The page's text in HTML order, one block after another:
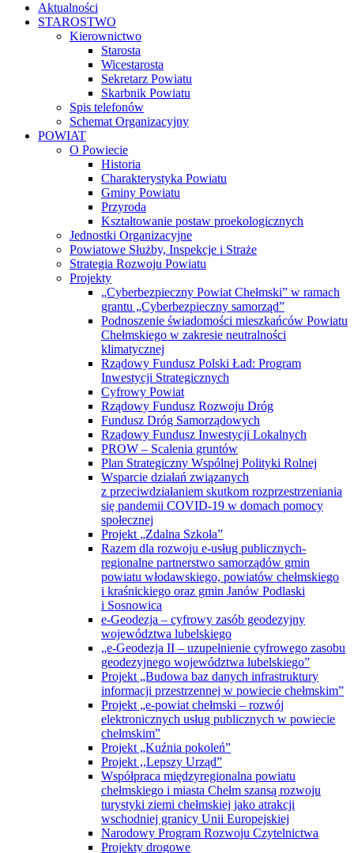
Aktualności
STAROSTWO
Kierownictwo
Starosta
Wicestarosta
Sekretarz Powiatu
Skarbnik Powiatu
Spis telefonów
Schemat Organizacyjny
POWIAT
O Powiecie
Historia
Charakterystyka Powiatu
Gminy Powiatu
Przyroda
Kształtowanie postaw proekologicznych
Jednostki Organizacyjne
Powiatowe Służby, Inspekcje i Straże
Strategia Rozwoju Powiatu
Projekty
„Cyberbezpieczny Powiat Chełmski” w ramach
grantu „Cyberbezpieczny samorząd”
Podnoszenie świadomości mieszkańców Powiatu
Chełmskiego w zakresie neutralności
klimatycznej
Rządowy Fundusz Polski Ład: Program
Inwestycji Strategicznych
Cyfrowy Powiat
Rządowy Fundusz Rozwoju Dróg
Fundusz Dróg Samorządowych
Rządowy Fundusz Inwestycji Lokalnych
PROW – Scalenia gruntów
Plan Strategiczny Wspólnej Polityki Rolnej
Wsparcie działań związanych
z przeciwdziałaniem skutkom rozprzestrzeniania
się pandemii COVID-19 w domach pomocy
społecznej
Projekt „Zdalna Szkoła”
Razem dla rozwoju e-usług publicznych-
regionalne partnerstwo samorządów gmin
powiatu włodawskiego, powiatów chełmskiego
i kraśnickiego oraz gmin Janów Podlaski
i Sosnowica
e-Geodezja – cyfrowy zasób geodezyjny
województwa lubelskiego
„e-Geodezja II – uzupełnienie cyfrowego zasobu
geodezyjnego województwa lubelskiego”
Projekt „Budowa baz danych infrastruktury
informacji przestrzennej w powiecie chełmskim”
Projekt „e-powiat chełmski – rozwój
elektronicznych usług publicznych w powiecie
chełmskim”
Projekt „Kuźnia pokoleń”
Projekt ,,Lepszy Urząd”
Współpraca międzyregionalna powiatu
chełmskiego i miasta Chełm szansą rozwoju
turystyki ziemi chełmskiej jako atrakcji
wschodniej granicy Unii Europejskiej
Narodowy Program Rozwoju Czytelnictwa
Projekty drogowe